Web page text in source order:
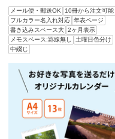
メール便・郵送OK
10冊から注文可能
フルカラー名入れ対応 年表ページ
書き込みスペース大 2ヶ月表示
メモスペース:罫線無し
土曜日色分け
中綴じ